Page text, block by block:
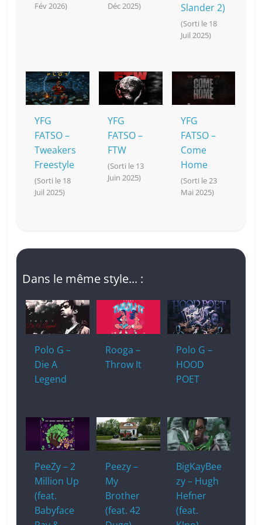
Fév 2026)
Déc 2025)
Slander 2)
(Sorti le 18
Juil 2025)
YFG
FATSO –
Tweakers
Freestyle
(Sorti le 18
Juil 2025)
YFG
FATSO –
FTW
(Sorti le 13
Juin 2025)
YFG
FATSO –
Come
Home
(Sorti le 23
Mai 2025)
Dans le même style... :
Polo G –
Die A
Legend
Rooga –
Throw It
Polo G –
HOOD
POET
PeeZy – 2
Million Up
(feat.
Babyface
Peezy –
My
Brother
(feat. 42
BigKayBee
zy – Hugh
Hefner
(feat.